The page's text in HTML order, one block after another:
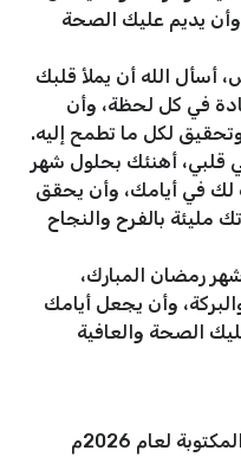
وأن يديم عليك الصحة
أسأل الله أن يملأ قلبك
في كل لحظة، وأن
لكل ما تطمح إليه.
قلبي، أهنئك بحلول شهر
لك في أيامك، وأن يحقق
مليئة بالفرح والنجاح
رمضان المبارك،
وأن يجعل أيامك
الصحة والعافية
يمكن الاعتماد على تهاني رمضان المكتوبة لعام 2026م